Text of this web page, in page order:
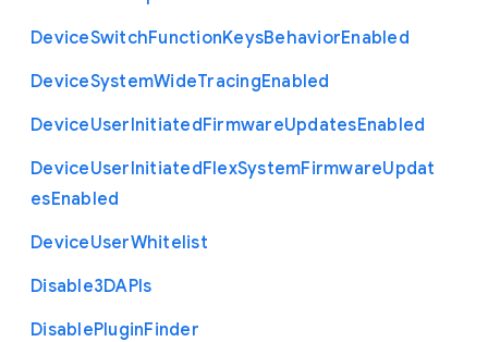
DeviceSwitchFunctionKeysBehaviorEnabled
DeviceSystemWideTracingEnabled
DeviceUserInitiatedFirmwareUpdatesEnabled
DeviceUserInitiatedFlexSystemFirmwareUpdat
esEnabled
DeviceUserWhitelist
Disable3DAPIs
DisablePluginFinder